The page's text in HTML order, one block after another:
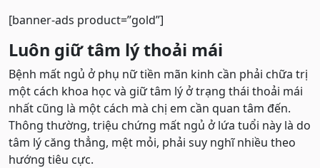
[banner-ads product=”gold”]
Luôn giữ tâm lý thoải mái
Bệnh mất ngủ ở phụ nữ tiền mãn kinh cần phải chữa trị
một cách khoa học và giữ tâm lý ở trạng thái thoải mái
nhất cũng là một cách mà chị em cần quan tâm đến.
Thông thường, triệu chứng mất ngủ ở lứa tuổi này là do
tâm lý căng thẳng, mệt mỏi, phải suy nghĩ nhiều theo
hướng tiêu cực.